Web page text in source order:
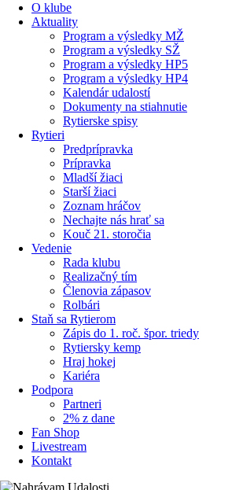
O klube
Aktuality
Program a výsledky MŽ
Program a výsledky SŽ
Program a výsledky HP5
Program a výsledky HP4
Kalendár udalostí
Dokumenty na stiahnutie
Rytierske spisy
Rytieri
Predprípravka
Prípravka
Mladší žiaci
Starší žiaci
Zoznam hráčov
Nechajte nás hrať sa
Kouč 21. storočia
Vedenie
Rada klubu
Realizačný tím
Členovia zápasov
Rolbári
Staň sa Rytierom
Zápis do 1. roč. špor. triedy
Rytiersky kemp
Hraj hokej
Kariéra
Podpora
Partneri
2% z dane
Fan Shop
Livestream
Kontakt